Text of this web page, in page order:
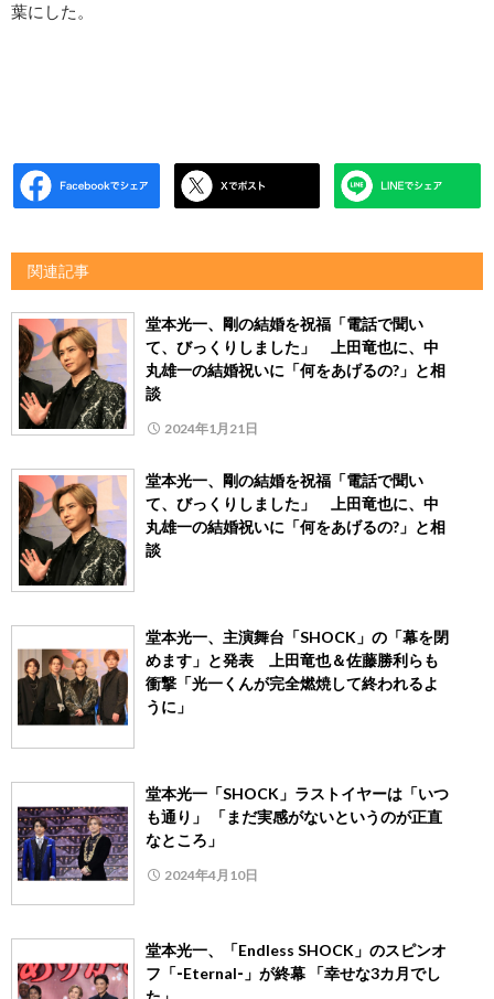
葉にした。
関連記事
堂本光一、剛の結婚を祝福「電話で聞い
て、びっくりしました」 上田竜也に、中
丸雄一の結婚祝いに「何をあげるの?」と相
談
2024年1月21日
堂本光一、剛の結婚を祝福「電話で聞い
て、びっくりしました」 上田竜也に、中
丸雄一の結婚祝いに「何をあげるの?」と相
談
堂本光一、主演舞台「SHOCK」の「幕を閉
めます」と発表 上田竜也＆佐藤勝利らも
衝撃「光一くんが完全燃焼して終われるよ
うに」
堂本光一「SHOCK」ラストイヤーは「いつ
も通り」 「まだ実感がないというのが正直
なところ」
2024年4月10日
堂本光一、「Endless SHOCK」のスピンオ
フ「‐Eternal‐」が終幕 「幸せな3カ月でし